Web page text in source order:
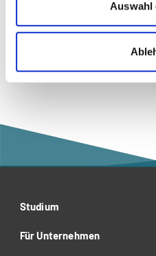
Auswahl
Studium
Für Unternehmen